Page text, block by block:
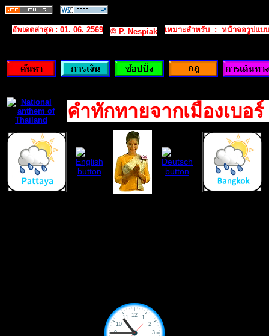
อัพเดตล่าสุด : 01. 06. 2569 © P. Nespiak เหมาะสําหรับ : หน้าจอรูปแบ
คําทักทายจากเมืองเบอ